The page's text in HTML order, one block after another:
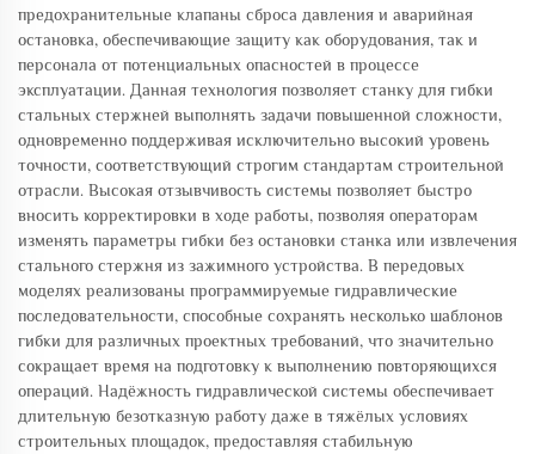
предохранительные клапаны сброса давления и аварийная
остановка, обеспечивающие защиту как оборудования, так и
персонала от потенциальных опасностей в процессе
эксплуатации. Данная технология позволяет станку для гибки
стальных стержней выполнять задачи повышенной сложности,
одновременно поддерживая исключительно высокий уровень
точности, соответствующий строгим стандартам строительной
отрасли. Высокая отзывчивость системы позволяет быстро
вносить корректировки в ходе работы, позволяя операторам
изменять параметры гибки без остановки станка или извлечения
стального стержня из зажимного устройства. В передовых
моделях реализованы программируемые гидравлические
последовательности, способные сохранять несколько шаблонов
гибки для различных проектных требований, что значительно
сокращает время на подготовку к выполнению повторяющихся
операций. Надёжность гидравлической системы обеспечивает
длительную безотказную работу даже в тяжёлых условиях
строительных площадок, предоставляя стабильную